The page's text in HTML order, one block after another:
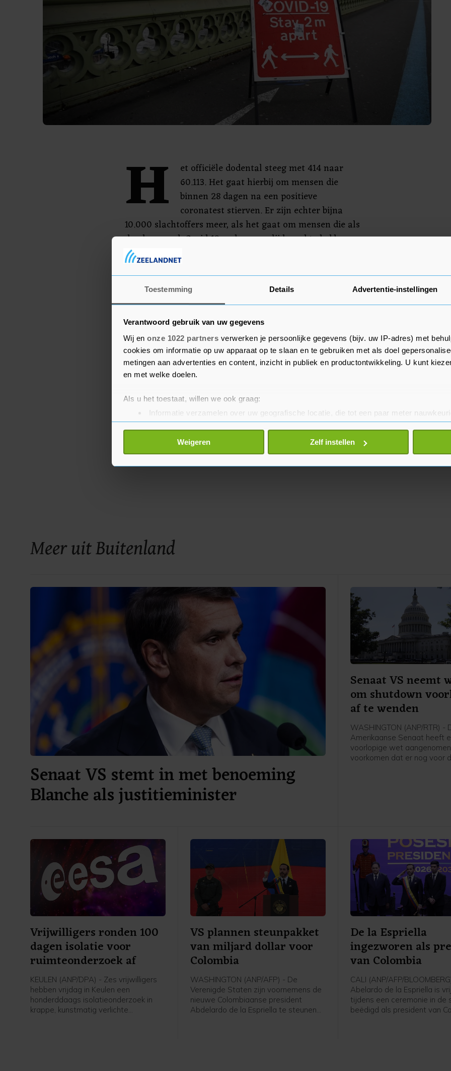
Toestemming Details Advertentie-instellingen
Verantwoord gebruik van uw gegevens
Wij en onze 1022 partners verwerken je persoonlijke gegevens (bijv. uw IP-adres) met
cookies om informatie op uw apparaat op te slaan en te gebruiken met als doel
metingen aan advertenties en content, inzicht in publiek en productontwikkeling. U kunt
en met welke doelen.
Als u het toestaat, willen we ook graag:
Informatie verzamelen over uw geografische locatie, die tot een paar meter
Uw apparaat identificeren door het actief te scannen op specifieke eigenschappen
Lees meer over hoe uw persoonlijke gegevens worden verwerkt en stel uw voorkeuren in het
toestemming op elk moment wijzigen of intrekken in de Cookieverklaring.
Weigeren Zelf instellen
H
et officiële dodental steeg met 414 naar
60.113. Het gaat hierbij om mensen die
binnen 28 dagen na een positieve
coronatest stierven. Er zijn echter bijna
10.000 slachtoffers meer, als het gaat om mensen die als
doodsoorzaak Covid-19 op hun overlijdensakte hebben
staan.
In het VK werden tot nu toe ruim 1,67 miljoen
besmettingen geregistreerd.
Meer uit Buitenland
Senaat VS stemt in met benoeming
Blanche als justitieminister
Senaat VS neemt
om shutdown
af te wenden
WASHINGTON (ANP/RTR) -
Amerikaanse Senaat heeft
voorlopige wet
voorkomen dat er nog voor
overheidsdiensten
geen geld meer beschikbaar
Vrijwilligers ronden 100
dagen isolatie voor
ruimteonderzoek af
KEULEN (ANP/DPA) - Zes vrijwilligers
hebben vrijdag in Keulen een
honderddaags isolatieonderzoek in
krappe, kunstmatig verlichte
VS plannen steunpakket
van miljard dollar voor
Colombia
WASHINGTON (ANP/AFP) - De
Verenigde Staten zijn voornemens de
nieuwe Colombiaanse president
Abdelardo de la Espriella te steunen
De la Espriella
ingezworen als
van Colombia
CALI (ANP/AFP/
Abelardo de la Espriella is
tijdens een ceremonie in de
beëdigd als president van